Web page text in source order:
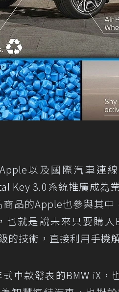
以及國際汽車連
Key 3.0系統推廣成為
商品的Apple也參與其
也就是說未來只要購
的技術，直接利用手機
車款發表的BMW iX